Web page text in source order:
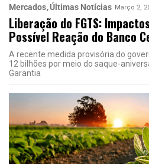
Mercados Últimas Notícias Março 2,
Liberação do FGTS:
Possível Reação do Banco
A recente medida provisória do
12 bilhões por meio do saque-
Garantia